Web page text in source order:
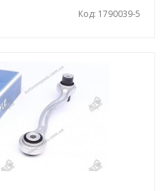
Код: 1790039-5